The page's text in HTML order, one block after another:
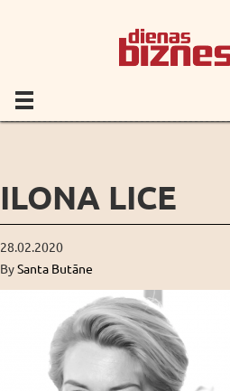
ILONA LICE
28.02.2020
BySanta Butāne